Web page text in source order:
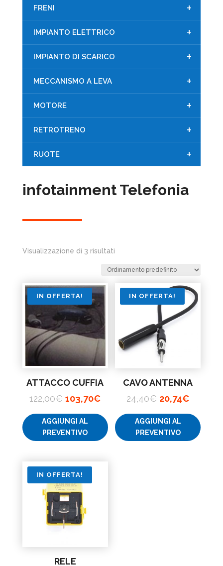
+
FRENI
+
IMPIANTO ELETTRICO
+
IMPIANTO DI SCARICO
+
MECCANISMO A LEVA
+
MOTORE
+
RETROTRENO
+
RUOTE
infotainment Telefonia
Visualizzazione di 3 risultati
IN OFFERTA!
ATTACCO CUFFIA
122,00€ Il
prezzo
originale
era:
103,70€Il
prezzo
attuale
è:
AGGIUNGI AL
PREVENTIVO
IN OFFERTA!
CAVO ANTENNA
24,40€ Il
prezzo
originale
era:
20,74€Il
prezzo
attuale
è:
AGGIUNGI AL
PREVENTIVO
IN OFFERTA!
RELE